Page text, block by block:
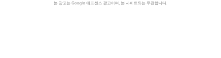
본 광고는 Google 애드센스 광고이며, 본 사이트와는 무관합니다.